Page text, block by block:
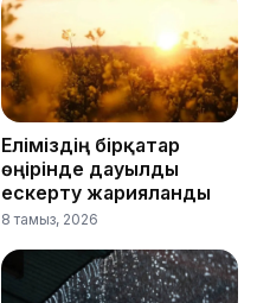
Еліміздің бірқатар
өңірінде дауылды
ескерту жарияланды
8 тамыз, 2026